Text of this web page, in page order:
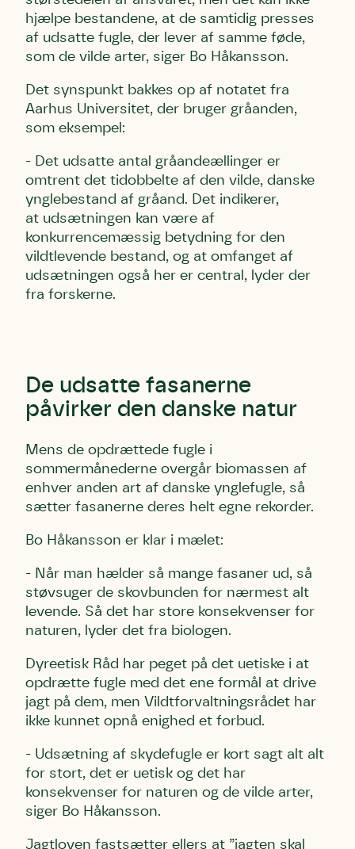
hjælpe bestandene, at de samtidig presses
af udsatte fugle, der lever af samme føde,
som de vilde arter, siger Bo Håkansson.
Det synspunkt bakkes op af notatet fra
Aarhus Universitet, der bruger gråanden,
som eksempel:
- Det udsatte antal gråandeællinger er
omtrent det tidobbelte af den vilde, danske
ynglebestand af gråand. Det indikerer,
at udsætningen kan være af
konkurrencemæssig betydning for den
vildtlevende bestand, og at omfanget af
udsætningen også her er central, lyder der
fra forskerne.
De udsatte fasanerne
påvirker den danske natur
Mens de opdrættede fugle i
sommermånederne overgår biomassen af
enhver anden art af danske ynglefugle, så
sætter fasanerne deres helt egne rekorder.
Bo Håkansson er klar i mælet:
- Når man hælder så mange fasaner ud, så
støvsuger de skovbunden for nærmest alt
levende. Så det har store konsekvenser for
naturen, lyder det fra biologen.
Dyreetisk Råd har peget på det uetiske i at
opdrætte fugle med det ene formål at drive
jagt på dem, men Vildtforvaltningsrådet har
ikke kunnet opnå enighed et forbud.
- Udsætning af skydefugle er kort sagt alt alt
for stort, det er uetisk og det har
konsekvenser for naturen og de vilde arter,
siger Bo Håkansson.
Jagtloven fastsætter ellers at ”jagten skal
Du skriver under på
Linie 1
Test
Hjørring
Linie 2
Telefon
Danmarks Naturfredningsforening må gerne
underskriftindsamlinger og andre støttemuligheder.
Jeg kan til enhver tid tilbagekalde dette samtykke
Skriv under nu
Du skriver under på
Første punkt
Endelig er kvashegnet også et godt
hjem for jordhumle, der nok er den
mest kendte af de danske
humlebiarter. Den store humlebi –
Humlebier bestøver effektivt
blomster og afgrøder i din have.
Telefon
Danmarks Naturfredningsforening må gerne
underskriftindsamlinger og andre støttemuligheder.
Jeg kan til enhver tid tilbagekalde dette samtykke
Skriv under nu
Du skriver under på
Storken tilbage til Kolding
Telefon
Danmarks Naturfredningsforening må gerne
underskriftindsamlinger og andre støttemuligheder.
Jeg kan til enhver tid tilbagekalde dette samtykke
Skriv under nu